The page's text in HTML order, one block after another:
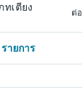
ทเตียง ต่
ายการ